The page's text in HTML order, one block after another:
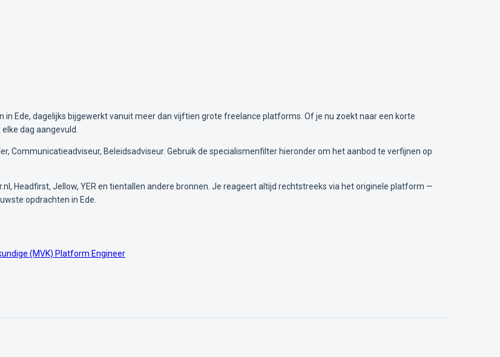
Ede, dagelijks bijgewerkt vanuit meer dan vijftien grote freelance platforms. Of je nu zoekt naar een korte
dag aangevuld.
Communicatieadviseur, Beleidsadviseur. Gebruik de specialismenfilter hieronder om het aanbod te verfijnen op
Headfirst, Jellow, YER en tientallen andere bronnen. Je reageert altijd rechtstreeks via het originele platform —
opdrachten in Ede.
(MVK) Platform Engineer